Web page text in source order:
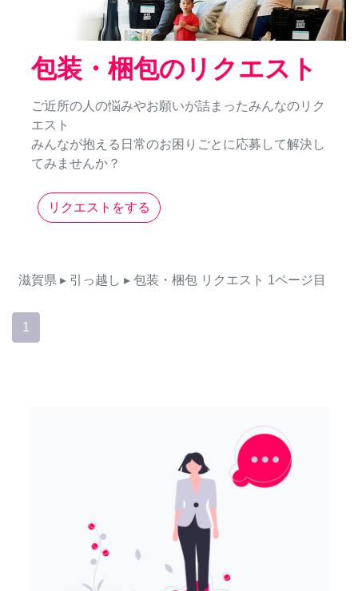
包装・梱包のリクエスト
ご近所の人の悩みやお願いが詰まったみんなのリク
エスト
みんなが抱える日常のお困りごとに応募して解決し
てみませんか？
リクエストをする
滋賀県 ▸ 引っ越し ▸ 包装・梱包 リクエスト 1ページ目
1